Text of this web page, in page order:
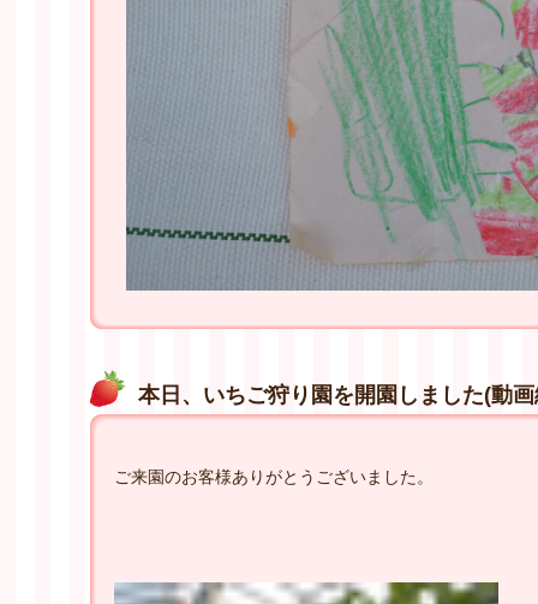
本日、いちご狩り園を開園しました(動
ご来園のお客様ありがとうございました。
動